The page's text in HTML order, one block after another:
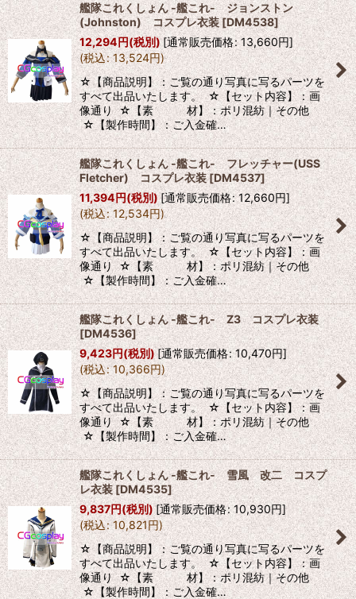
艦隊これくしょん -艦これ- ジョンストン
(Johnston) コスプレ衣装[DM4538]
12,294円(税別) [通常販売価格: 13,660円]
(税込: 13,524円)
☆【商品説明】：ご覧の通り写真に写るパーツを
すべて出品いたします。 ☆【セット内容】：画
像通り ☆【素 材】：ポリ混紡｜その他
☆【製作時間】：ご入金確…
艦隊これくしょん -艦これ- フレッチャー(USS
Fletcher) コスプレ衣装[DM4537]
11,394円(税別)[通常販売価格: 12,660円]
(税込: 12,534円)
☆【商品説明】：ご覧の通り写真に写るパーツを
すべて出品いたします。 ☆【セット内容】：画
像通り ☆【素 材】：ポリ混紡｜その他
☆【製作時間】：ご入金確…
艦隊これくしょん -艦これ- Z3 コスプレ衣装
[DM4536]
9,423円(税別)[通常販売価格: 10,470円]
(税込: 10,366円)
☆【商品説明】：ご覧の通り写真に写るパーツを
すべて出品いたします。 ☆【セット内容】：画
像通り ☆【素 材】：ポリ混紡｜その他
☆【製作時間】：ご入金確…
艦隊これくしょん -艦これ- 雪風 改二 コスプ
レ衣装[DM4535]
9,837円(税別)[通常販売価格: 10,930円]
(税込: 10,821円)
☆【商品説明】：ご覧の通り写真に写るパーツを
すべて出品いたします。 ☆【セット内容】：画
像通り ☆【素 材】：ポリ混紡｜その他
☆【製作時間】：ご入金確…